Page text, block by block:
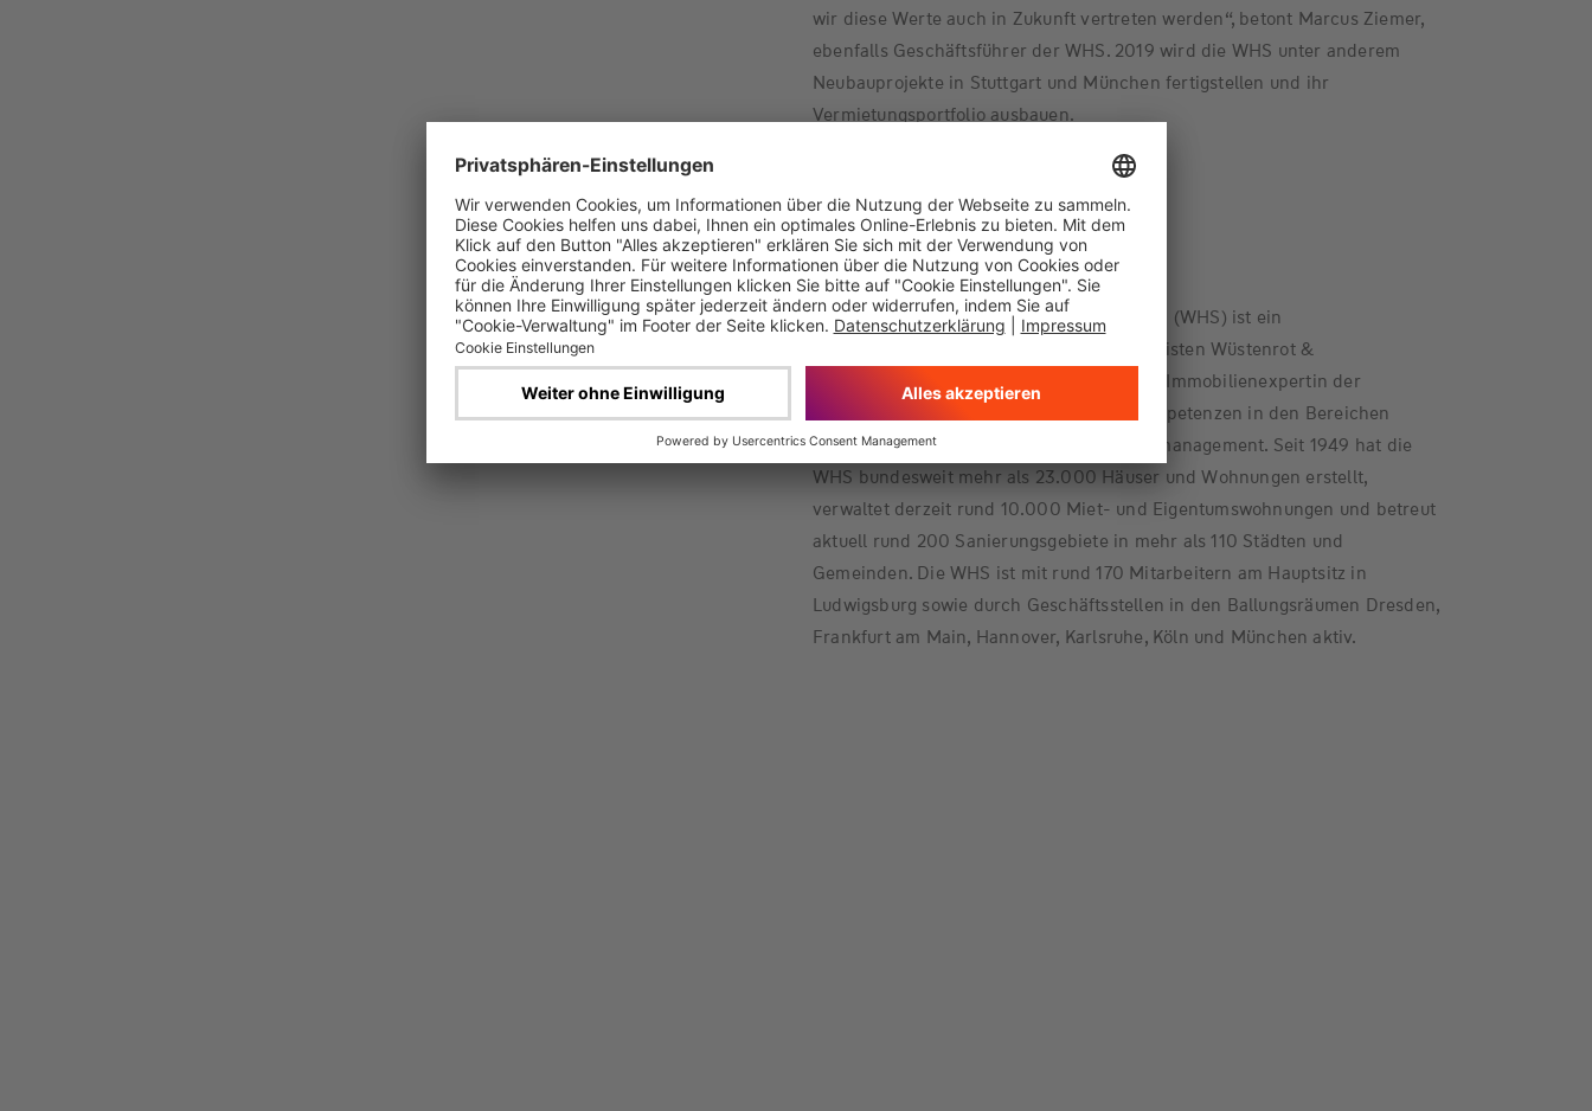
wir diese Werte auch in Zukunft vertreten werden“, betont Marcus Ziemer,
ebenfalls Geschäftsführer der WHS. 2019 wird die WHS unter anderem
Neubauprojekte in Stuttgart und München fertigstellen und ihr
Vermietungsportfolio ausbauen.
Ludwigsburg, 22. Januar 2019
Wüstenrot Haus- und Städtebau GmbH
Die Wüstenrot Haus- und Städtebau GmbH (WHS) ist ein
Tochterunternehmen des Vorsorge-Spezialisten Wüstenrot &
Württembergische. Als überregional tätige Immobilienexpertin der
Unternehmensgruppe liegen ihre Kernkompetenzen in den Bereichen
Städtebau, Wohnungsbau und Immobilienmanagement. Seit 1949 hat die
WHS bundesweit mehr als 23.000 Häuser und Wohnungen erstellt,
verwaltet derzeit rund 10.000 Miet- und Eigentumswohnungen und betreut
aktuell rund 200 Sanierungsgebiete in mehr als 110 Städten und
Gemeinden. Die WHS ist mit rund 170 Mitarbeitern am Hauptsitz in
Ludwigsburg sowie durch Geschäftsstellen in den Ballungsräumen Dresden,
Frankfurt am Main, Hannover, Karlsruhe, Köln und München aktiv.